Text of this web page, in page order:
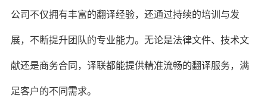
公司不仅拥有丰富的翻译经验，还通过持续的培训与发
展，不断提升团队的专业能力。无论是法律文件、技术文
献还是商务合同，译联都能提供精准流畅的翻译服务，满
足客户的不同需求。